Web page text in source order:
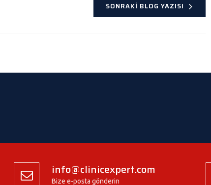
SONRAKI BLOG YAZISI
info@clinicexpert.com
Bize e-posta gönderin